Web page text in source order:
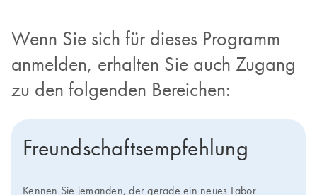
Wenn Sie sich für dieses Programm
anmelden, erhalten Sie auch Zugang
zu den folgenden Bereichen:
Freundschaftsempfehlung
Kennen Sie jemanden, der gerade ein neues Labor